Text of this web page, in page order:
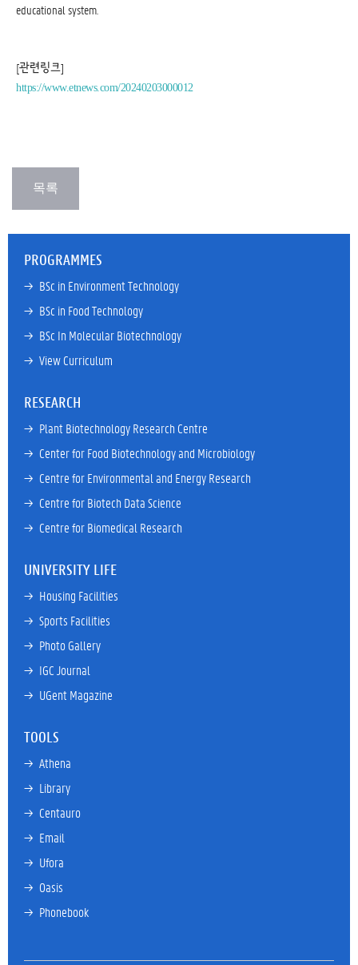
educational system.
[관련링크]
https://www.etnews.com/20240203000012
PROGRAMMES
→ BSc in Environment Technology
→ BSc in Food Technology
→ BSc In Molecular Biotechnology
→ View Curriculum
RESEARCH
→ Plant Biotechnology Research Centre
→ Center for Food Biotechnology and Microbiology
→ Centre for Environmental and Energy Research
→ Centre for Biotech Data Science
→ Centre for Biomedical Research
UNIVERSITY LIFE
→ Housing Facilities
→ Sports Facilities
→ Photo Gallery
→ IGC Journal
→ UGent Magazine
TOOLS
→ Athena
→ Library
→ Centauro
→ Email
→ Ufora
→ Oasis
→ Phonebook